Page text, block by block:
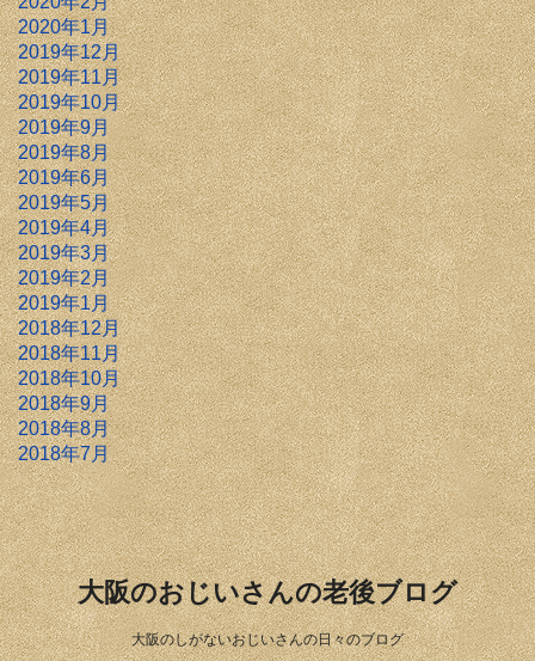
2020年1月
2019年12月
2019年11月
2019年10月
2019年9月
2019年8月
2019年6月
2019年5月
2019年4月
2019年3月
2019年2月
2019年1月
2018年12月
2018年11月
2018年10月
2018年9月
2018年8月
2018年7月
大阪のおじいさんの老後ブログ
大阪のしがないおじいさんの日々のブログ